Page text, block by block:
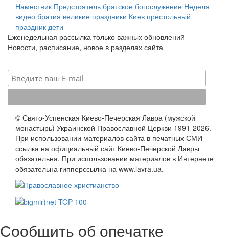
Наместник Предстоятель братское богослужение Неделя
видео братия великие праздники Киев престольный
праздник дети
Еженедельная рассылка только важных обновлений
Новости, расписание, новое в разделах сайта
© Свято-Успенская Киево-Печерская Лавра (мужской
монастырь) Украинской Православной Церкви 1991-2026.
При использовании материалов сайта в печатных СМИ
ссылка на официальный сайт Киево-Печерской Лавры
обязательна. При использовании материалов в Интернете
обязательна гипперссылка на www.lavra.ua.
Сообщить об опечатке